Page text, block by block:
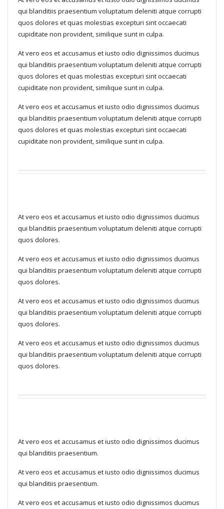
qui blanditiis praesentium voluptatum deleniti atque corrupti
quos dolores et quas molestias excepturi sint occaecati
cupiditate non provident, similique sunt in culpa.
At vero eos et accusamus et iusto odio dignissimos ducimus
qui blanditiis praesentium voluptatum deleniti atque corrupti
quos dolores et quas molestias excepturi sint occaecati
cupiditate non provident, similique sunt in culpa.
At vero eos et accusamus et iusto odio dignissimos ducimus
qui blanditiis praesentium voluptatum deleniti atque corrupti
quos dolores et quas molestias excepturi sint occaecati
cupiditate non provident, similique sunt in culpa.
At vero eos et accusamus et iusto odio dignissimos ducimus
qui blanditiis praesentium voluptatum deleniti atque corrupti
quos dolores.
At vero eos et accusamus et iusto odio dignissimos ducimus
qui blanditiis praesentium voluptatum deleniti atque corrupti
quos dolores.
At vero eos et accusamus et iusto odio dignissimos ducimus
qui blanditiis praesentium voluptatum deleniti atque corrupti
quos dolores.
At vero eos et accusamus et iusto odio dignissimos ducimus
qui blanditiis praesentium voluptatum deleniti atque corrupti
quos dolores.
At vero eos et accusamus et iusto odio dignissimos ducimus
qui blanditiis praesentium.
At vero eos et accusamus et iusto odio dignissimos ducimus
qui blanditiis praesentium.
At vero eos et accusamus et iusto odio dignissimos ducimus